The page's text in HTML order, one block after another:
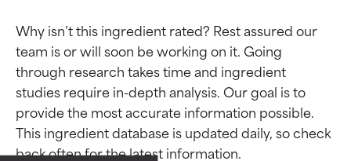
Why isn’t this ingredient rated? Rest assured our
team is or will soon be working on it. Going
through research takes time and ingredient
studies require in-depth analysis. Our goal is to
provide the most accurate information possible.
This ingredient database is updated daily, so check
Oceny składników
Oceny składników